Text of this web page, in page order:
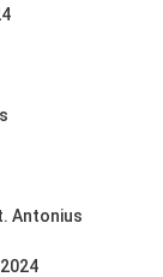
Antonius